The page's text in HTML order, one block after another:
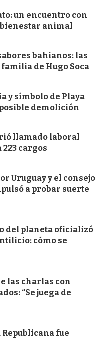
un encuentro con
animal
bahianos: las
de Hugo Soca
y símbolo de Playa
demolición
llamado laboral
223 cargos
Uruguay y el consejo
a probar suerte
del planeta oficializó
cómo se
las charlas con
“Se juega de
fue